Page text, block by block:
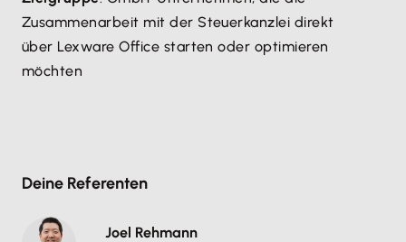
Zusammenarbeit mit der Steuerkanzlei direkt
über Lexware Office starten oder optimieren
möchten​
Deine Referenten
Joel Rehmann